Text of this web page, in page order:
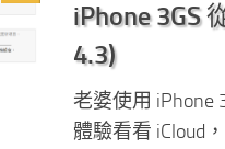
iPhone 3GS
4.3)
老婆使用 iPhone
體驗看看 iCloud